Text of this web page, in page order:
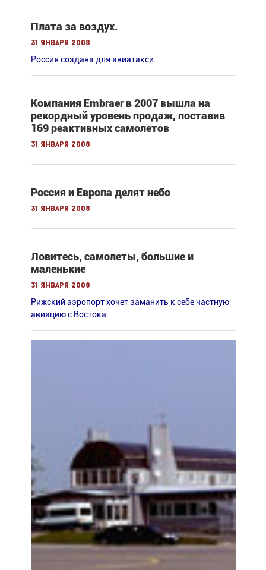
Плата за воздух.
31 января 2008
Россия создана для авиатакси.
Компания Embraer в 2007 вышла на
рекордный уровень продаж, поставив
169 реактивных самолетов
31 января 2008
Россия и Европа делят небо
31 января 2008
Ловитесь, самолеты, большие и
маленькие
31 января 2008
Рижский аэропорт хочет заманить к себе частную
авиацию с Востока.